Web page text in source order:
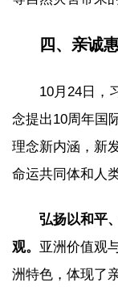
四、亲诚
10月24日，
念提出10周年国
理念新内涵，新
命运共同体和人
弘扬以和平
观。 亚洲价值观
洲特色，体现了